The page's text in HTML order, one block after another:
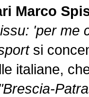
Marco
'per me
si
italiane,